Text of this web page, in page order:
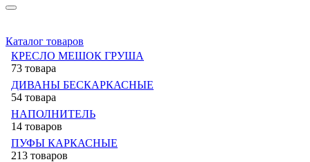
Каталог товаров
КРЕСЛО МЕШОК ГРУША
73 товара
ДИВАНЫ БЕСКАРКАСНЫЕ
54 товара
НАПОЛНИТЕЛЬ
14 товаров
ПУФЫ КАРКАСНЫЕ
213 товаров